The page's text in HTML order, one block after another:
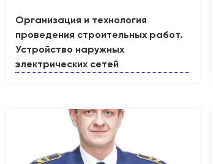
Организация и технология
проведения строительных работ.
Устройство наружных
электрических сетей